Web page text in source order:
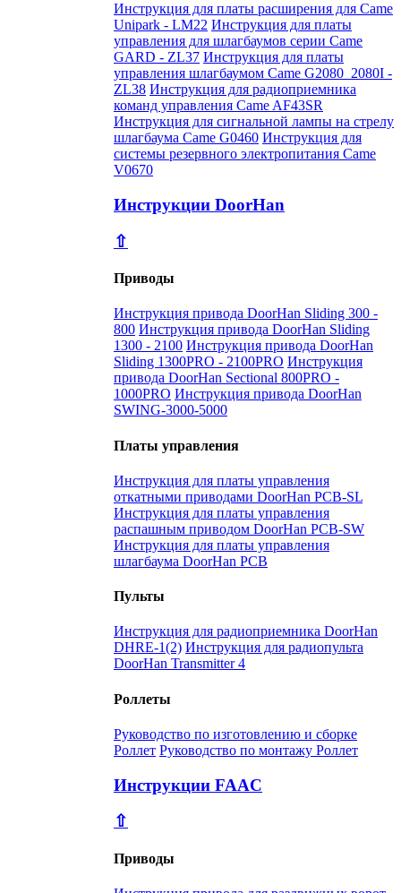
Инструкция для платы расширения для Came
Unipark - LM22 Инструкция для платы
управления для шлагбаумов серии Came
GARD - ZL37 Инструкция для платы
управления шлагбаумом Came G2080_2080I -
ZL38 Инструкция для радиоприемника
команд управления Came AF43SR
Инструкция для сигнальной лампы на стрелу
шлагбаума Came G0460 Инструкция для
системы резервного электропитания Came
V0670
Инструкции DoorHan
⇧
Приводы
Инструкция привода DoorHan Sliding 300 -
800 Инструкция привода DoorHan Sliding
1300 - 2100 Инструкция привода DoorHan
Sliding 1300PRO - 2100PRO Инструкция
привода DoorHan Sectional 800PRO -
1000PRO Инструкция привода DoorHan
SWING-3000-5000
Платы управления
Инструкция для платы управления
откатными приводами DoorHan PCB-SL
Инструкция для платы управления
распашным приводом DoorHan PCB-SW
Инструкция для платы управления
шлагбаума DoorHan PCB
Пульты
Инструкция для радиоприемника DoorHan
DHRE-1(2) Инструкция для радиопульта
DoorHan Transmitter 4
Роллеты
Руководство по изготовлению и сборке
Роллет Руководство по монтажу Роллет
Инструкции FAAC
⇧
Приводы